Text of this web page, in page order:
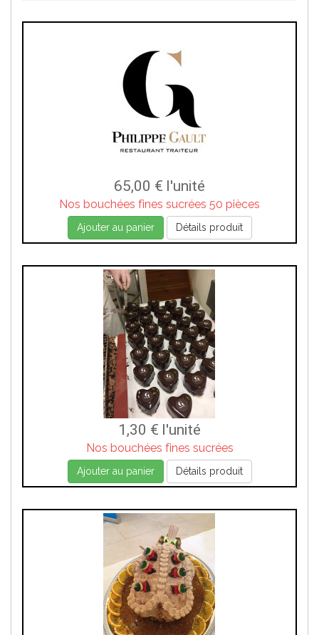
65,00 € l'unité
Nos bouchées fines sucrées 50 pièces
Ajouter au panier Détails produit
1,30 € l'unité
Nos bouchées fines sucrées
Ajouter au panier Détails produit